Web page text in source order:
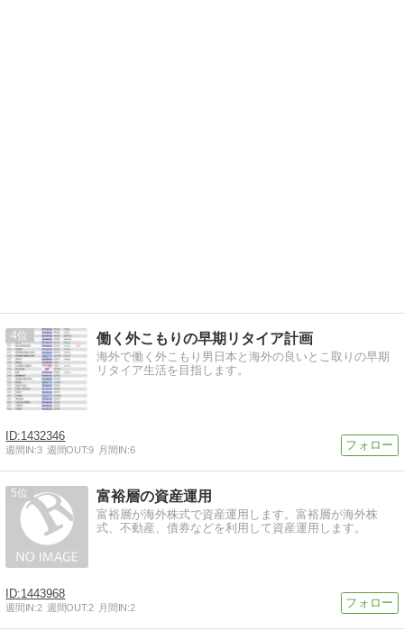
4 働く外こもりの早期リタイア計画
海外で働く外こもり男日本と海外の良いとこ取りの早期
リタイア生活を目指します。
1432346
週間IN:3 週間OUT:9 月間IN:6
5 富裕層の資産運用
富裕層が海外株式で資産運用します。富裕層が海外株
式、不動産、債券などを利用して資産運用します。
1443968
週間IN:2 週間OUT:2 月間IN:2